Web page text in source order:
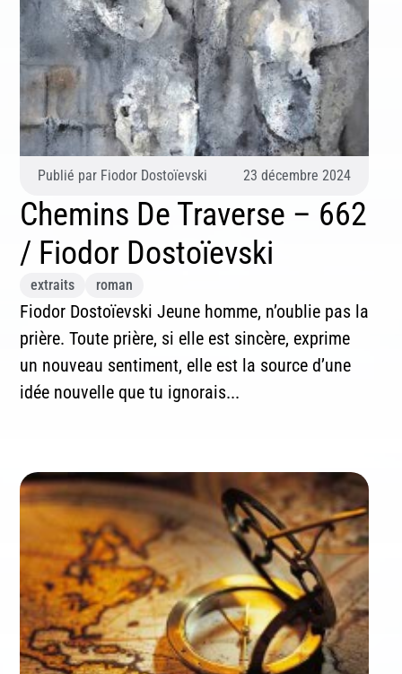
Publié par Fiodor Dostoïevski 23 décembre 2024
Chemins De Traverse – 662
/ Fiodor Dostoïevski
extraits roman
Fiodor Dostoïevski Jeune homme, n’oublie pas la
prière. Toute prière, si elle est sincère, exprime
un nouveau sentiment, elle est la source d’une
idée nouvelle que tu ignorais...
Inscription News Letter
Si vous souhaitez recevoir nos dernières actualités,
veuillez indiquer ci-dessous votre adresse mail.